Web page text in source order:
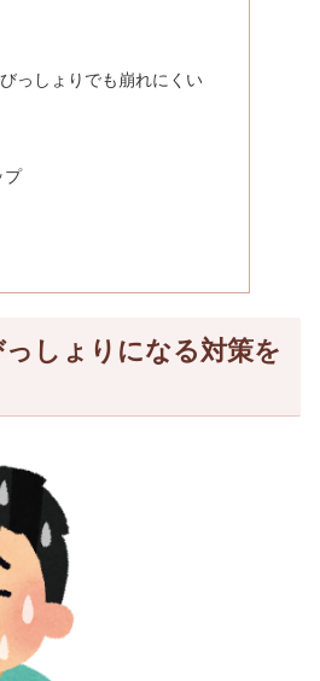
っしょりでも崩れにくい
プ
しょりになる対策を